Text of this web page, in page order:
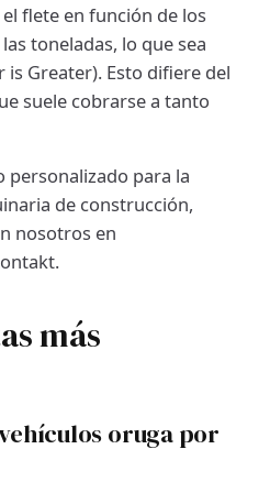
flete en función de los
toneladas, lo que sea
is Greater). Esto difiere del
suele cobrarse a tanto
personalizado para la
de construcción,
nosotros en
más
oruga por